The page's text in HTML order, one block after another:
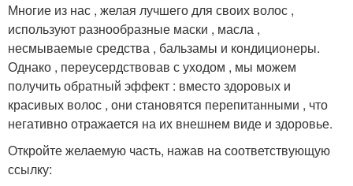
Многие из нас , желая лучшего для своих волос ,
используют разнообразные маски , масла ,
несмываемые средства , бальзамы и кондиционеры.
Однако , переусердствовав с уходом , мы можем
получить обратный эффект : вместо здоровых и
красивых волос , они становятся перепитанными , что
негативно отражается на их внешнем виде и здоровье.
Откройте желаемую часть, нажав на соответствующую
ссылку: